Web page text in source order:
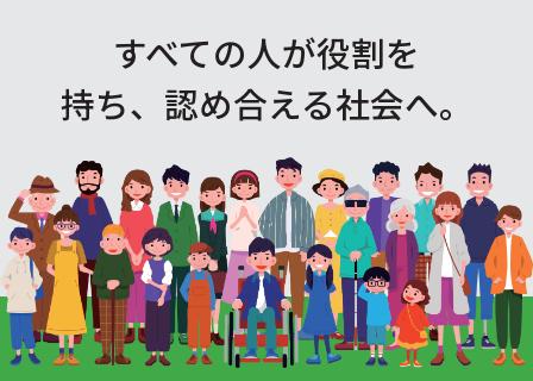
すべての人が役割を
持ち、認め合える社会へ。